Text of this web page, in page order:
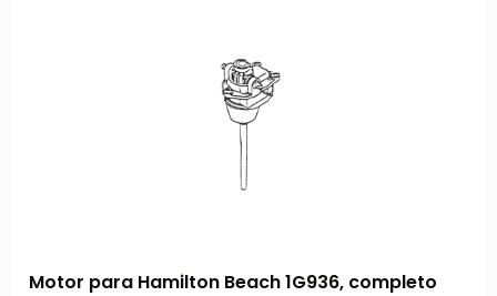
Motor para Hamilton Beach 1G936, completo